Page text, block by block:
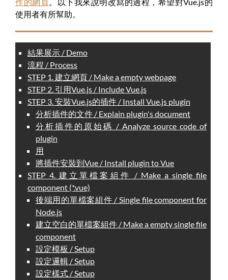
使用者有所幫助。
結果展示 / Demo
流程 / Process
STEP 1. 建立網頁 / Make a empty webpage
STEP 2. 引用Vue.js / Include Vue.js
STEP 3. 安裝Vue.js的插件 / Install Vue.js plugin
分析插件的文件 / Explain plugin's document
分析插件的原始碼 / Analyze source code of
plugin
用
將插件安裝到Vue / Install plugin to Vue
STEP 4. 建立單檔案組件 / Make a single file
component (*.vue)
後端用的單檔案組件 / Single file component for
Node.js
建立空白的單檔案組件 / Make a empty single file
component
設定模板 / Setup
設定邏輯 / Setup
設定樣式 / Setup